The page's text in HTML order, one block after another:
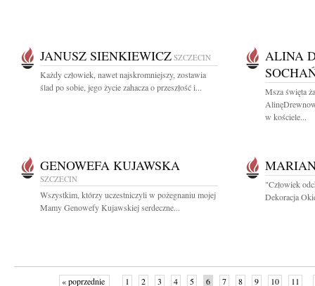
JANUSZ SIENKIEWICZ SZCZECIN
Każdy człowiek, nawet najskromniejszy, zostawia
ślad po sobie, jego życie zahacza o przeszłość i...
ALINA
Msza święta
w kościele...
GENOWEFA KUJAWSKA
SZCZECIN
Wszystkim, którzy uczestniczyli w pożegnaniu mojej
Mamy Genowefy Kujawskiej serdeczne...
"Człowiek
Dekoracja
« poprzednie 1 2 3 4 5 6 7 8 9 10 11